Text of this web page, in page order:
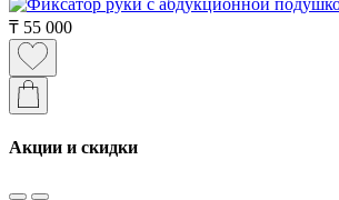
₸ 55 000
Акции и скидки